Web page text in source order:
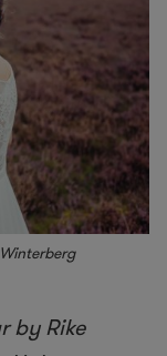
by Rike